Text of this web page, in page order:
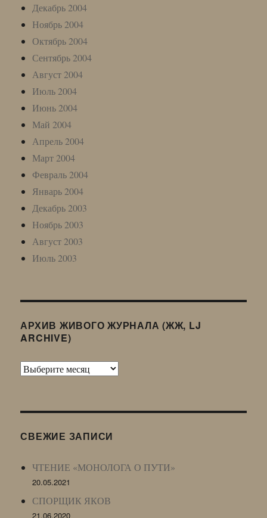
Декабрь 2004
Ноябрь 2004
Октябрь 2004
Сентябрь 2004
Август 2004
Июль 2004
Июнь 2004
Май 2004
Апрель 2004
Март 2004
Февраль 2004
Январь 2004
Декабрь 2003
Ноябрь 2003
Август 2003
Июль 2003
АРХИВ ЖИВОГО ЖУРНАЛА (ЖЖ, LJ
ARCHIVE)
Архив
LJ
СВЕЖИЕ ЗАПИСИ
ЧТЕНИЕ «МОНОЛОГА О ПУТИ»
20.05.2021
СПОРЩИК ЯКОВ
21.06.2020